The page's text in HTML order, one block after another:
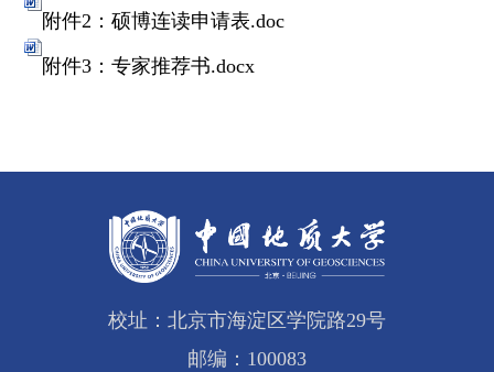
附件2：硕博连读申请表.doc
附件3：专家推荐书.docx
校址：北京市海淀区学院路29号
邮编：100083